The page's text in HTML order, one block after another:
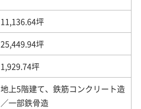
11,136.64坪
25,449.94坪
1,929.74坪
地上5階建て、鉄筋コンクリート造
／一部鉄骨造